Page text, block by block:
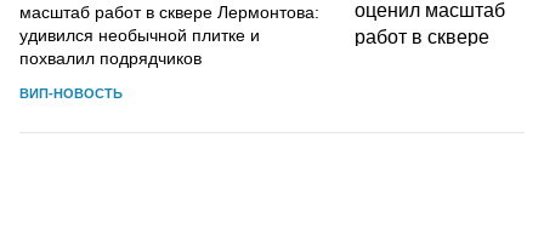
масштаб работ в сквере Лермонтова:
удивился необычной плитке и
похвалил подрядчиков
ВИП-НОВОСТЬ